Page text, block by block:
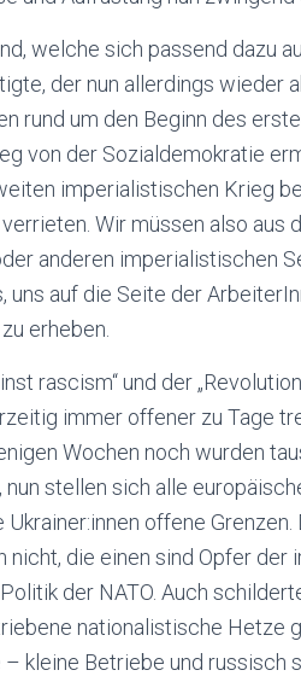
welche sich passend dazu
der nun allerdings wieder
rund um den Beginn des
von der Sozialdemokratie
imperialistischen Krieg
Wir müssen also aus
anderen imperialistischen
uns auf die Seite der
erheben.
rascism“ und der
immer offener zu Tage
Wochen noch wurden
stellen sich alle
offene
nicht, die einen sind Opfer
der NATO. Auch
nationalistische Hetze
kleine Betriebe und russisch